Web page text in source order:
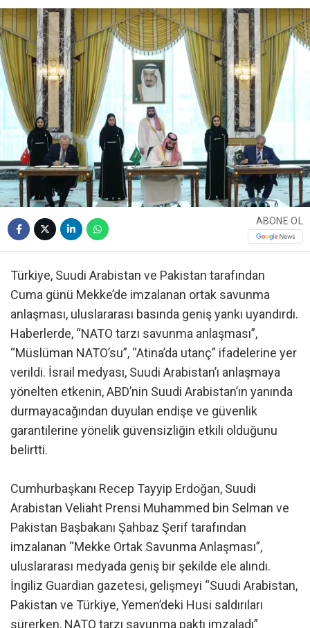
ABONE OL
Türkiye, Suudi Arabistan ve Pakistan tarafından
Cuma günü Mekke’de imzalanan ortak savunma
anlaşması, uluslararası basında geniş yankı uyandırdı.
Haberlerde, “NATO tarzı savunma anlaşması”,
“Müslüman NATO’su”, “Atina’da utanç” ifadelerine yer
verildi. İsrail medyası, Suudi Arabistan’ı anlaşmaya
yönelten etkenin, ABD’nin Suudi Arabistan’ın yanında
durmayacağından duyulan endişe ve güvenlik
garantilerine yönelik güvensizliğin etkili olduğunu
belirtti.
Cumhurbaşkanı Recep Tayyip Erdoğan, Suudi
Arabistan Veliaht Prensi Muhammed bin Selman ve
Pakistan Başbakanı Şahbaz Şerif tarafından
imzalanan “Mekke Ortak Savunma Anlaşması”,
uluslararası medyada geniş bir şekilde ele alındı.
İngiliz Guardian gazetesi, gelişmeyi “Suudi Arabistan,
Pakistan ve Türkiye, Yemen’deki Husi saldırıları
sürerken, NATO tarzı savunma paktı imzaladı”